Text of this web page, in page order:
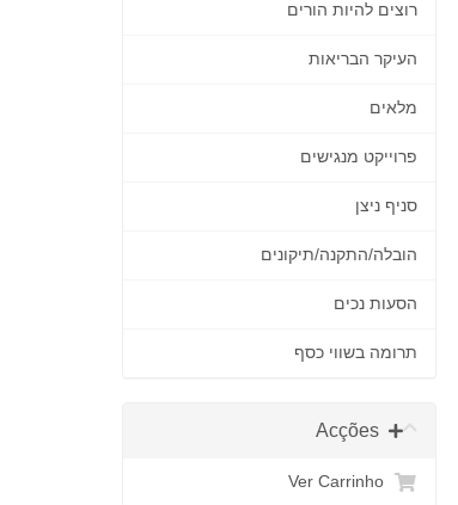
רוצים להיות הורים
העיקר הבריאות
מלאים
פרוייקט מנגישים
סניף ניצן
הובלה/התקנה/תיקונים
הסעות נכים
תרומה בשווי כסף
Acções
Ver Carrinho